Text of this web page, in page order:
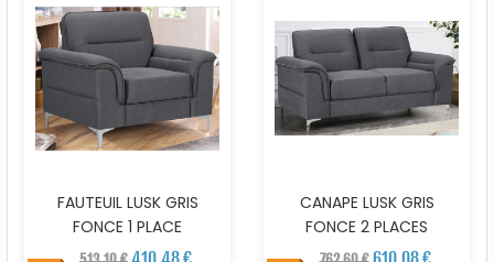
FAUTEUIL LUSK GRIS
FONCE 1 PLACE
CANAPE LUSK GRIS
FONCE 2 PLACES